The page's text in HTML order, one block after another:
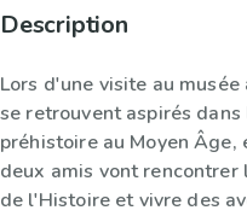
Description
Lors d'une visite au
se retrouvent aspirés
préhistoire au Moyen
deux amis vont
de l'Histoire et vivre des